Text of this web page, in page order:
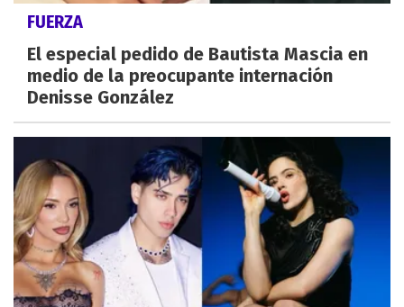
FUERZA
El especial pedido de Bautista Mascia en
medio de la preocupante internación
Denisse González